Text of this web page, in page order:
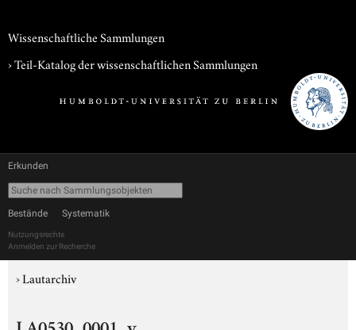
Wissenschaftliche Sammlungen
› Teil-Katalog der wissenschaftlichen Sammlungen
Erkunden
Bestände Systematik
Nutzungsrechte
Anmelden zur Recherche
›Lautarchiv